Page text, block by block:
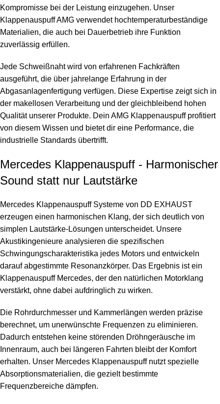
Kompromisse bei der Leistung einzugehen. Unser
Klappenauspuff AMG verwendet hochtemperaturbeständige
Materialien, die auch bei Dauerbetrieb ihre Funktion
zuverlässig erfüllen.
Jede Schweißnaht wird von erfahrenen Fachkräften
ausgeführt, die über jahrelange Erfahrung in der
Abgasanlagenfertigung verfügen. Diese Expertise zeigt sich in
der makellosen Verarbeitung und der gleichbleibend hohen
Qualität unserer Produkte. Dein AMG Klappenauspuff profitiert
von diesem Wissen und bietet dir eine Performance, die
industrielle Standards übertrifft.
Mercedes Klappenauspuff - Harmonischer
Sound statt nur Lautstärke
Mercedes Klappenauspuff Systeme von DD EXHAUST
erzeugen einen harmonischen Klang, der sich deutlich von
simplen Lautstärke-Lösungen unterscheidet. Unsere
Akustikingenieure analysieren die spezifischen
Schwingungscharakteristika jedes Motors und entwickeln
darauf abgestimmte Resonanzkörper. Das Ergebnis ist ein
Klappenauspuff Mercedes, der den natürlichen Motorklang
verstärkt, ohne dabei aufdringlich zu wirken.
Die Rohrdurchmesser und Kammerlängen werden präzise
berechnet, um unerwünschte Frequenzen zu eliminieren.
Dadurch entstehen keine störenden Dröhngeräusche im
Innenraum, auch bei längeren Fahrten bleibt der Komfort
erhalten. Unser Mercedes Klappenauspuff nutzt spezielle
Absorptionsmaterialien, die gezielt bestimmte
Frequenzbereiche dämpfen.